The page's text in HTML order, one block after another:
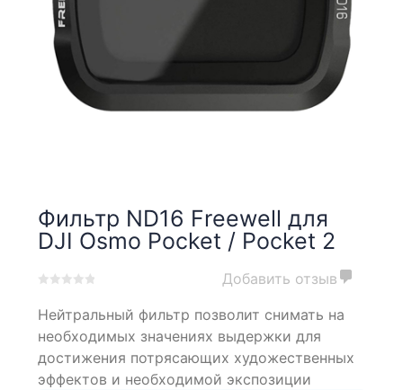
Фильтр ND16 Freewell для
DJI Osmo Pocket / Pocket 2
out
on
customer
Добавить отзыв
Нейтральный фильтр позволит снимать на
необходимых значениях выдержки для
достижения потрясающих художественных
эффектов и необходимой экспозиции